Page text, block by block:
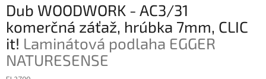
Dub WOODWORK - AC3/31
komerčná záťaž, hrúbka 7mm, CLIC
it! Laminátová podlaha EGGER
NATURESENSE